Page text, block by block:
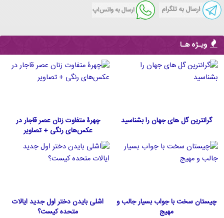
ویـژه هـا
گرانترین گل های جهان را بشناسید
چهرۀ متفاوت زنان عصر قاجار در
عکس‌های رنگی + تصاویر
چیستان سخت با جواب بسیار جالب و
مهیج
اشلی بایدن دختر اول جدید ایالات
متحده كيست؟